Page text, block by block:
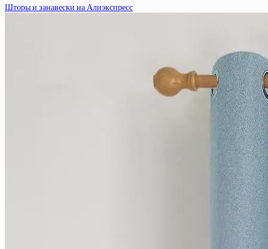
Шторы и занавески на Алиэкспресс